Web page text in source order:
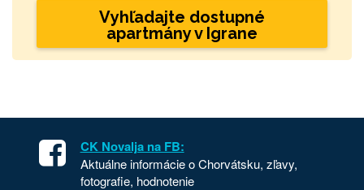
Vyhľadajte dostupné
apartmány v Igrane
CK Novalja na FB:
Aktuálne informácie o Chorvátsku, zľavy,
fotografie, hodnotenie